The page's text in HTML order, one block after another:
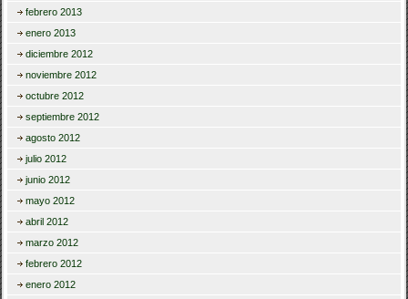
febrero 2013
enero 2013
diciembre 2012
noviembre 2012
octubre 2012
septiembre 2012
agosto 2012
julio 2012
junio 2012
mayo 2012
abril 2012
marzo 2012
febrero 2012
enero 2012